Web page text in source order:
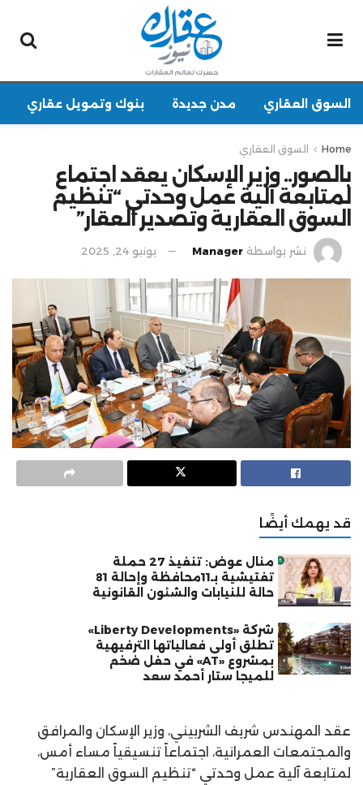
السوق العقاري مدن جديدة بنوك وتمويل عقاري
Home السوق العقاري
بالصور.. وزير الإسكان يعقد اجتماع
لمتابعة آلية عمل وحدتي “تنظيم
السوق العقارية وتصدير العقار”
نشر بواسطة Manager يونيو 24, 2025
قد يهمك أيضًا
منال عوض: تنفيذ 27 حملة
تفتيشية بـ11محافظة وإحالة 81
حالة للنيابات والشئون القانونية
شركة «Liberty Developments»
تطلق أولى فعالياتها الترفيهية
بمشروع «AT» في حفل ضخم
للميجا ستار أحمد سعد
عقد المهندس شريف الشربيني، وزير الإسكان والمرافق
والمجتمعات العمرانية، اجتماعاً تنسيقياً مساء أمس،
لمتابعة آلية عمل وحدتي “تنظيم السوق العقارية”